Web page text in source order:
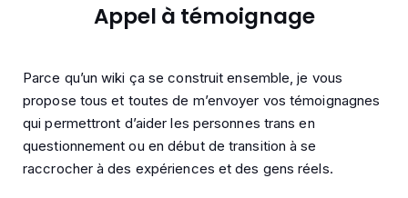
Appel à témoignage
Parce qu’un wiki ça se construit ensemble, je vous
propose tous et toutes de m’envoyer vos témoignagnes
qui permettront d’aider les personnes trans en
questionnement ou en début de transition à se
raccrocher à des expériences et des gens réels.